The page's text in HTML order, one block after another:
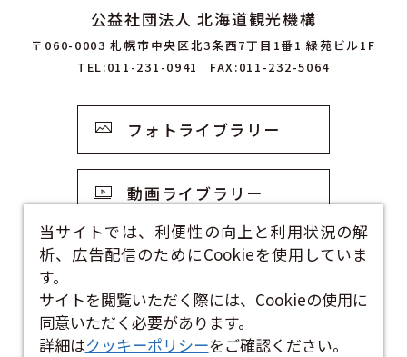
公益社団法人 北海道観光機構
〒060-0003 札幌市中央区北3条西7丁目1番1 緑苑ビル1F
TEL:011-231-0941
FAX:011-232-5064
フォトライブラリー
動画ライブラリー
観光資料
お問い合わせフォーム
当サイトでは、利便性の向上と利用状況の解
析、広告配信のためにCookieを使用していま
す。
サイトを閲覧いただく際には、Cookieの使用に
同意いただく必要があります。
詳細はクッキーポリシーをご確認ください。